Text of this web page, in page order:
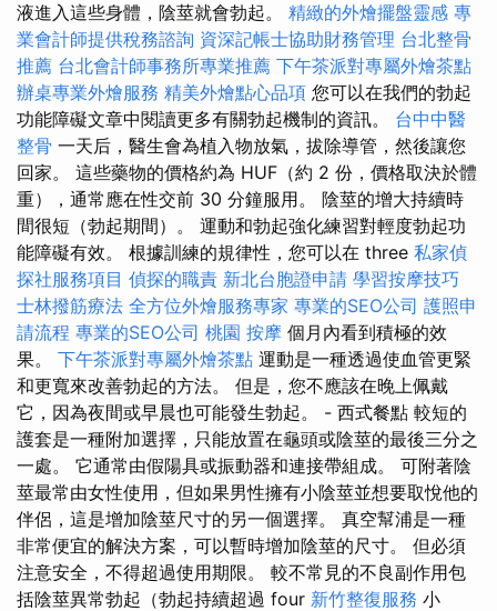
液進入這些身體，陰莖就會勃起。 精緻的外燴擺盤靈感 專
業會計師提供稅務諮詢 資深記帳士協助財務管理 台北整骨
推薦 台北會計師事務所專業推薦 下午茶派對專屬外燴茶點
辦桌專業外燴服務 精美外燴點心品項 您可以在我們的勃起
功能障礙文章中閱讀更多有關勃起機制的資訊。 台中中醫
整骨 一天后，醫生會為植入物放氣，拔除導管，然後讓您
回家。 這些藥物的價格約為 HUF（約 2 份，價格取決於體
重），通常應在性交前 30 分鐘服用。 陰莖的增大持續時
間很短（勃起期間）。 運動和勃起強化練習對輕度勃起功
能障礙有效。 根據訓練的規律性，您可以在 three 私家偵
探社服務項目 偵探的職責 新北台胞證申請 學習按摩技巧
士林撥筋療法 全方位外燴服務專家 專業的SEO公司 護照申
請流程 專業的SEO公司 桃園 按摩 個月內看到積極的效
果。 下午茶派對專屬外燴茶點 運動是一種透過使血管更緊
和更寬來改善勃起的方法。 但是，您不應該在晚上佩戴
它，因為夜間或早晨也可能發生勃起。 - 西式餐點 較短的
護套是一種附加選擇，只能放置在龜頭或陰莖的最後三分之
一處。 它通常由假陽具或振動器和連接帶組成。 可附著陰
莖最常由女性使用，但如果男性擁有小陰莖並想要取悅他的
伴侶，這是增加陰莖尺寸的另一個選擇。 真空幫浦是一種
非常便宜的解決方案，可以暫時增加陰莖的尺寸。 但必須
注意安全，不得超過使用期限。 較不常見的不良副作用包
括陰莖異常勃起（勃起持續超過 four 新竹整復服務 小